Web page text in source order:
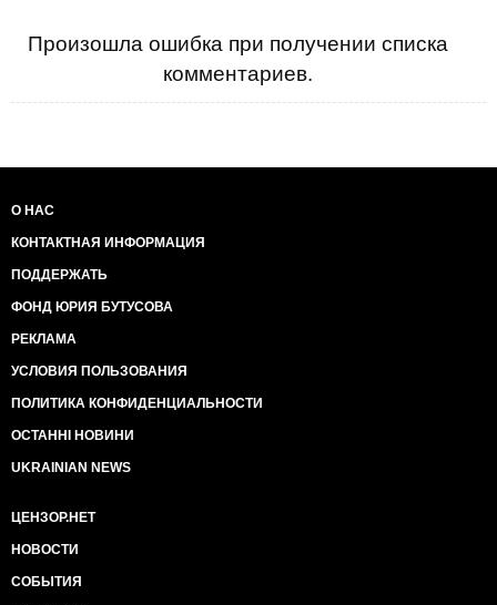
Произошла ошибка при получении списка
комментариев.
О НАС
КОНТАКТНАЯ ИНФОРМАЦИЯ
ПОДДЕРЖАТЬ
ФОНД ЮРИЯ БУТУСОВА
РЕКЛАМА
УСЛОВИЯ ПОЛЬЗОВАНИЯ
ПОЛИТИКА КОНФИДЕНЦИАЛЬНОСТИ
ОСТАННІ НОВИНИ
UKRAINIAN NEWS
ЦЕНЗОР.НЕТ
НОВОСТИ
СОБЫТИЯ